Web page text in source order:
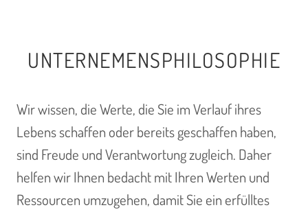
UNTERNEMENSPHILOSOPHIE
Wir wissen, die Werte, die Sie im Verlauf ihres
Lebens schaffen oder bereits geschaffen haben,
sind Freude und Verantwortung zugleich. Daher
helfen wir Ihnen bedacht mit Ihren Werten und
Ressourcen umzugehen, damit Sie ein erfülltes